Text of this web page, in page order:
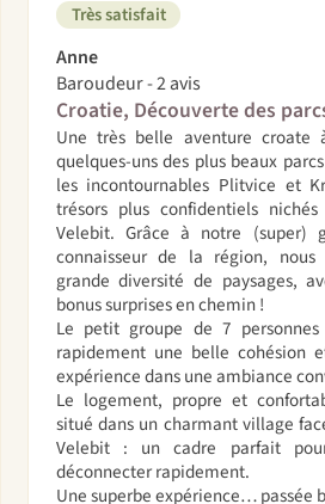
Très satisfait
Anne
Baroudeur - 2 avis
Croatie, Découverte des
Une très belle aventure croate
quelques-uns des plus beaux
les incontournables Plitvice et
trésors plus confidentiels
Velebit. Grâce à notre (super)
connaisseur de la région, nous
grande diversité de paysages,
bonus surprises en chemin !
Le petit groupe de 7
rapidement une belle cohésion
expérience dans une ambiance
Le logement, propre et
situé dans un charmant village
Velebit : un cadre parfait
déconnecter rapidement.
Une superbe expérience… passée